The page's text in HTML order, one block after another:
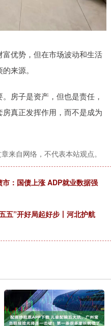
优势，但在市场波动和生活
来源。
房子是资产，但也是责任，
真正发挥作用，而不是成为
来自网络，不代表本站观点。
：国债上涨 ADP就业数据强
五”开好局起好步丨河北护航